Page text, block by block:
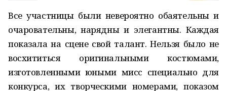
Все участницы были невероятно обаятельны и
очаровательны, нарядны и элегантны. Каждая
показала на сцене свой талант. Нельзя было не
восхититься оригинальными костюмами,
изготовленными юными мисс специально для
конкурса, их творческими номерами, показом